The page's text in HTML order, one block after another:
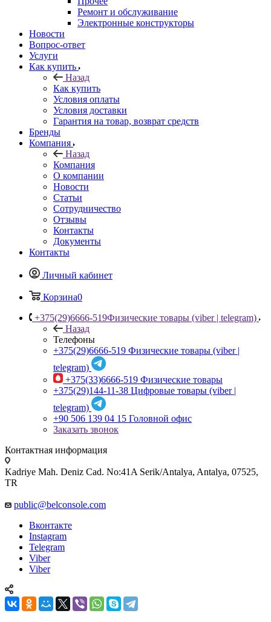
Ремонт и обслуживание
Электронные конструкторы
Новости
Вопрос-ответ
Услуги
Как купить
Назад
Как купить
Условия оплаты
Условия доставки
Гарантия на товар, возврат средств
Бренды
Компания
Назад
Компания
О компании
Новости
Статьи
Сотрудничество
Отзывы
Контакты
Документы
Контакты
Личный кабинет
Корзина0
+375(29)6666-519Физические товары (viber | telegram)
Назад
Телефоны
+375(29)6666-519 Физические товары (viber |
telegram)
+375(33)6666-519 Физические товары
+375(29)144-11-38 Цифровые товары (viber |
telegram)
+90 506 139 04 15 Головной офис
Заказать звонок
Контактная информация
Kadriye Mah. Deniz Cad. No:41A Serik/Antalya, Antalya, 07525,
TR
public@belconsole.com
Вконтакте
Instagram
Telegram
Viber
Viber